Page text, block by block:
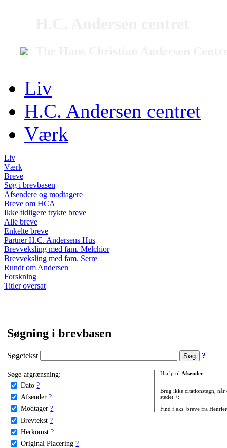
Liv
H.C. Andersen centret
Værk
Liv
Værk
Breve
Søg i brevbasen
Afsendere og modtagere
Breve om HCA
Ikke tidligere trykte breve
Alle breve
Enkelte breve
Partner H.C. Andersens Hus
Brevveksling med fam. Melchior
Brevveksling med fam. Serre
Rundt om Andersen
Forskning
Titler oversat
Søgning i brevbasen
Søgetekst ?
Søge-afgrænsning:
Dato ?
Afsender ?
Modtager ?
Brevtekst ?
Herkomst ?
Original Placering ?
Hjælp til Afsender:
Brug ikke citationstegn, når
stedet +:
Find f.eks. breve fra